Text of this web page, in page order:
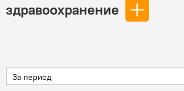
здравоохранение
За период